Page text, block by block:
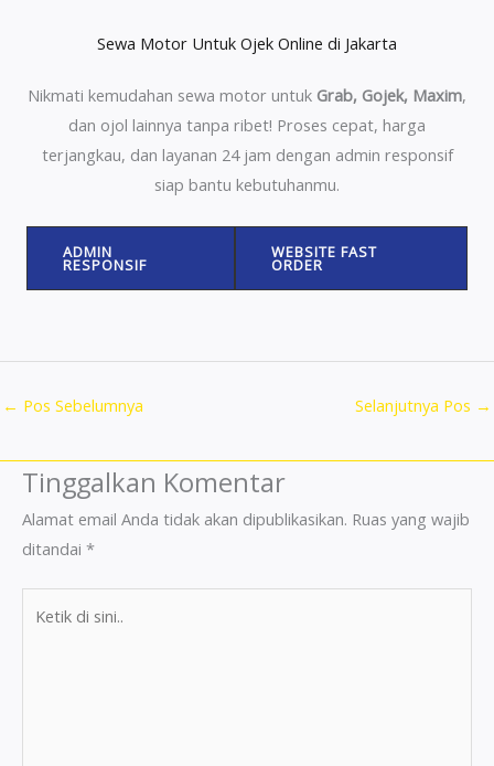
Sewa Motor Untuk Ojek Online di Jakarta
Nikmati kemudahan sewa motor untuk Grab, Gojek, Maxim,
dan ojol lainnya tanpa ribet! Proses cepat, harga
terjangkau, dan layanan 24 jam dengan admin responsif
siap bantu kebutuhanmu.
ADMIN
RESPONSIF
WEBSITE FAST
ORDER
← Pos Sebelumnya Selanjutnya Pos →
Tinggalkan Komentar
Alamat email Anda tidak akan dipublikasikan. Ruas yang wajib
ditandai *